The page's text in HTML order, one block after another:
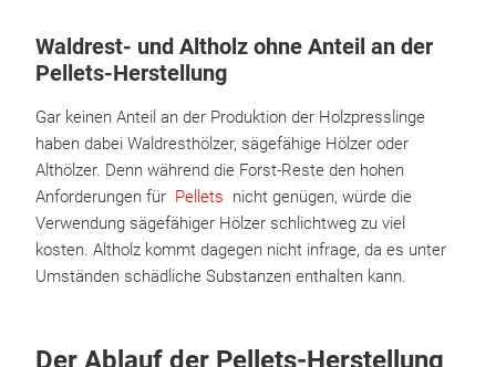
Waldrest- und Altholz ohne Anteil an der
Pellets-Herstellung
Gar keinen Anteil an der Produktion der Holzpresslinge
haben dabei Waldresthölzer, sägefähige Hölzer oder
Althölzer. Denn während die Forst-Reste den hohen
Anforderungen für Pellets nicht genügen, würde die
Verwendung sägefähiger Hölzer schlichtweg zu viel
kosten. Altholz kommt dagegen nicht infrage, da es unter
Umständen schädliche Substanzen enthalten kann.
Der Ablauf der Pellets-Herstellung